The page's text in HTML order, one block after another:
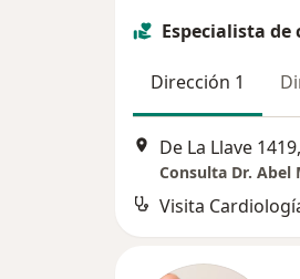
Especialista de
Dirección 1
De La Llave
Consulta Dr. Abel
Visita